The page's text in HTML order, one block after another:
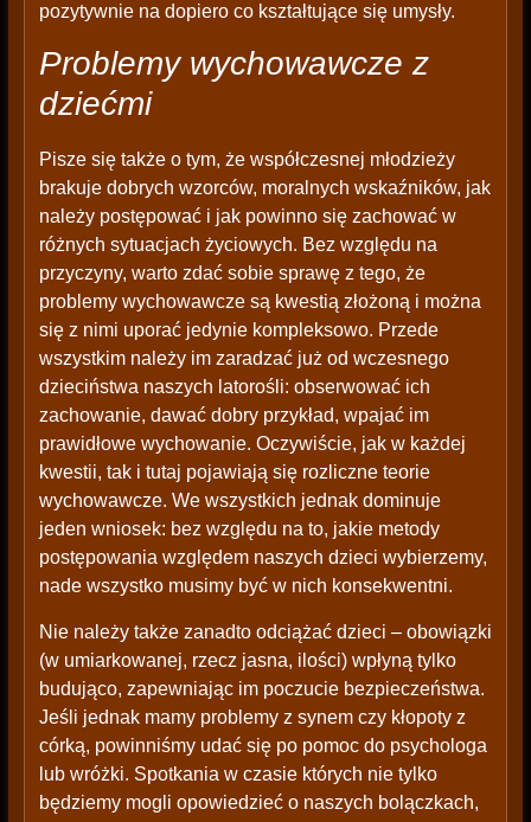
pozytywnie na dopiero co kształtujące się umysły.
Problemy wychowawcze z
dziećmi
Pisze się także o tym, że współczesnej młodzieży
brakuje dobrych wzorców, moralnych wskaźników, jak
należy postępować i jak powinno się zachować w
różnych sytuacjach życiowych. Bez względu na
przyczyny, warto zdać sobie sprawę z tego, że
problemy wychowawcze są kwestią złożoną i można
się z nimi uporać jedynie kompleksowo. Przede
wszystkim należy im zaradzać już od wczesnego
dzieciństwa naszych latorośli: obserwować ich
zachowanie, dawać dobry przykład, wpajać im
prawidłowe wychowanie. Oczywiście, jak w każdej
kwestii, tak i tutaj pojawiają się rozliczne teorie
wychowawcze. We wszystkich jednak dominuje
jeden wniosek: bez względu na to, jakie metody
postępowania względem naszych dzieci wybierzemy,
nade wszystko musimy być w nich konsekwentni.
Nie należy także zanadto odciążać dzieci – obowiązki
(w umiarkowanej, rzecz jasna, ilości) wpłyną tylko
budująco, zapewniając im poczucie bezpieczeństwa.
Jeśli jednak mamy problemy z synem czy kłopoty z
córką, powinniśmy udać się po pomoc do psychologa
lub wróżki. Spotkania w czasie których nie tylko
będziemy mogli opowiedzieć o naszych bolączkach,